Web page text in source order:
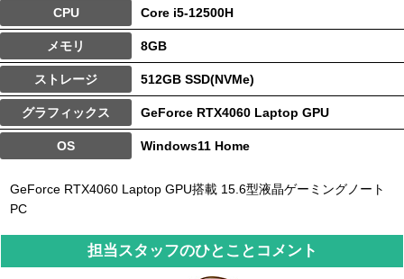
CPU Core i5-12500H
メモリ 8GB
ストレージ 512GB SSD(NVMe)
グラフィックス GeForce RTX4060 Laptop GPU
OS Windows11 Home
GeForce RTX4060 Laptop GPU搭載 15.6型液晶ゲーミングノート
PC
担当スタッフのひとことコメント